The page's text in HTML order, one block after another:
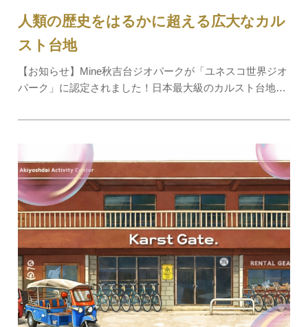
人類の歴史をはるかに超える広大なカル
スト台地
【お知らせ】Mine秋吉台ジオパークが「ユネスコ世界ジオ
パーク」に認定されました！日本最大級のカルスト台地
様子はまるで羊の群れのよう。日本三大カルストにも数え